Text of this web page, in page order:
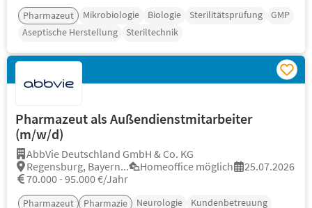
Pharmazeut Mikrobiologie Biologie Sterilitätsprüfung
GMP
Aseptische Herstellung
Steriltechnik
Pharmazeut als Außendienstmitarbeiter
(m/w/d)
AbbVie Deutschland GmbH & Co. KG
Regensburg, Bayern...
Homeoffice möglich
25.07.2026
70.000 - 95.000 €/Jahr
Pharmazeut Pharmazie Neurologie Kundenbetreuung